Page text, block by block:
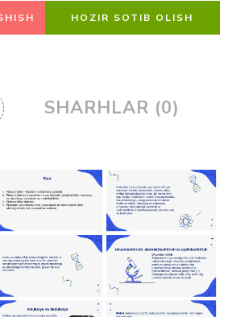
HOZIR SOTIB OLISH
SHARHLAR (0)